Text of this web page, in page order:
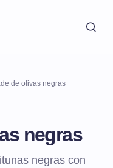
de olivas negras
negras
negras con